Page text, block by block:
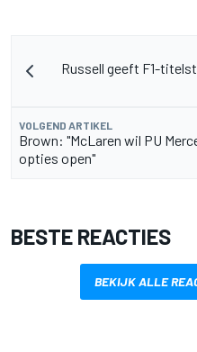
Russell geeft F1-
VOLGEND ARTIKEL
Brown: "McLaren wil PU
opties open"
BESTE REACTIES
BEKIJK ALLE